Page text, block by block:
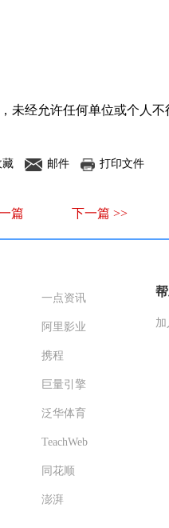
未经允许任何单位或个人
藏 邮件 打印文件
篇 下一篇 >>
一点资讯
阿里影业
携程
巨量引擎
泛华体育
TeachWeb
同花顺
澎湃
加